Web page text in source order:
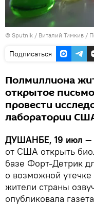
© Sputnik / Виталий Тимкив /
Подписаться
Полмиллиона
открытое
провести
лаборатории
ДУШАНБЕ, 19 июл —
от США открыть
базе Форт-Детрик
о возможной
жители страны
опубликовала газета